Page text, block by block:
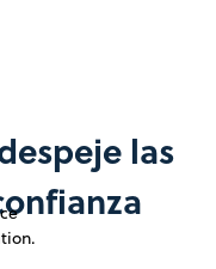
las